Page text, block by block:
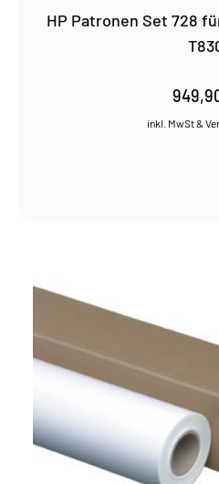
HP Patronen Set 728